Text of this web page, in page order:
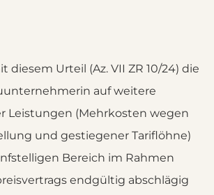
diesem Urteil (Az. VII ZR 10/24) die
auf weitere
Leistungen (Mehrkosten wegen
und gestiegener Tariflöhne)
Bereich im Rahmen
endgültig abschlägig